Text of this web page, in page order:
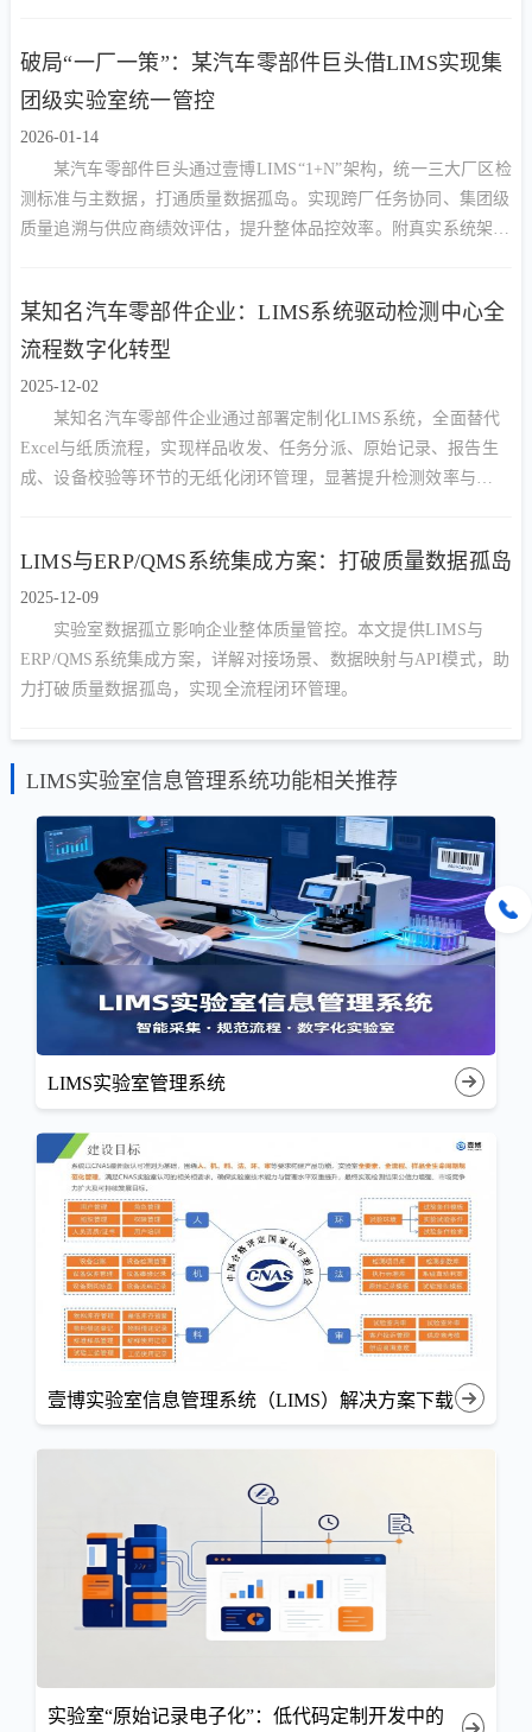
破局“一厂一策”：某汽车零部件巨头借LIMS实现集
团级实验室统一管控
2026-01-14
某汽车零部件巨头通过壹博LIMS“1+N”架构，统一三大厂区检
测标准与主数据，打通质量数据孤岛。实现跨厂任务协同、集团级
质量追溯与供应商绩效评估，提升整体品控效率。附真实系统架构
某知名汽车零部件企业：LIMS系统驱动检测中心全
流程数字化转型
2025-12-02
某知名汽车零部件企业通过部署定制化LIMS系统，全面替代
Excel与纸质流程，实现样品收发、任务分派、原始记录、报告生
成、设备校验等环节的无纸化闭环管理，显著提升检测效率与
LIMS与ERP/QMS系统集成方案：打破质量数据孤岛
2025-12-09
实验室数据孤立影响企业整体质量管控。本文提供LIMS与
ERP/QMS系统集成方案，详解对接场景、数据映射与API模式，助
力打破质量数据孤岛，实现全流程闭环管理。
LIMS实验室信息管理系统功能相关推荐
LIMS实验室管理系统
壹博实验室信息管理系统（LIMS）解决方案下载
实验室“原始记录电子化”：低代码定制开发中的